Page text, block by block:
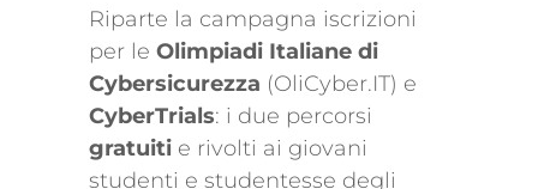
Riparte la campagna iscrizioni
per le Olimpiadi Italiane di
Cybersicurezza (OliCyber.IT) e
CyberTrials: i due percorsi
gratuiti e rivolti ai giovani
studenti e studentesse degli